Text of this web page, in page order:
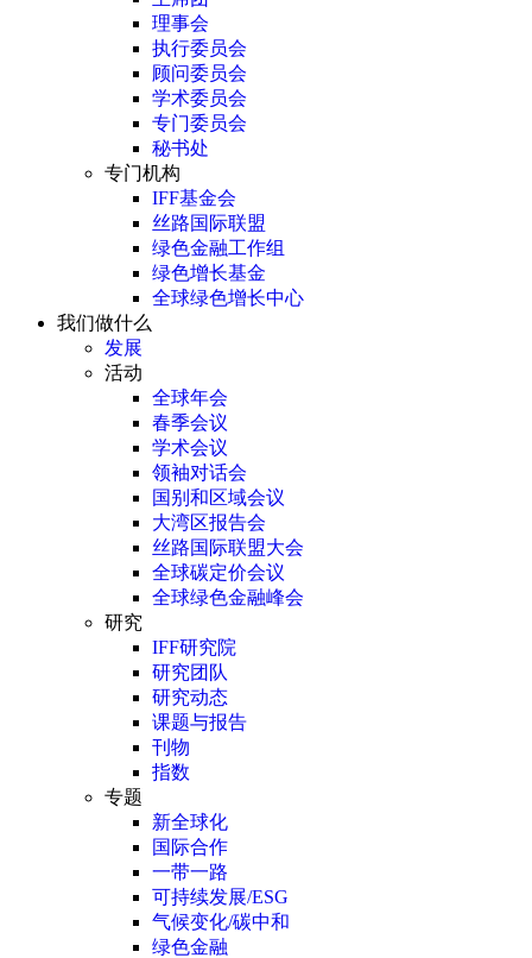
理事会
执行委员会
顾问委员会
学术委员会
专门委员会
秘书处
专门机构
IFF基金会
丝路国际联盟
绿色金融工作组
绿色增长基金
全球绿色增长中心
我们做什么
发展
活动
全球年会
春季会议
学术会议
领袖对话会
国别和区域会议
大湾区报告会
丝路国际联盟大会
全球碳定价会议
全球绿色金融峰会
研究
IFF研究院
研究团队
研究动态
课题与报告
刊物
指数
专题
新全球化
国际合作
一带一路
可持续发展/ESG
气候变化/碳中和
绿色金融